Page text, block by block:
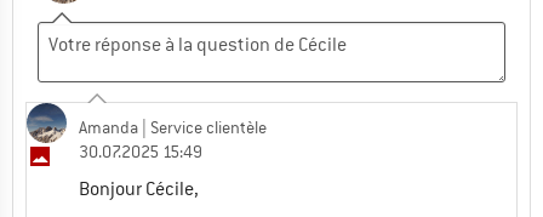
Amanda | Service clientèle
30.07.2025 15:49
Bonjour Cécile,